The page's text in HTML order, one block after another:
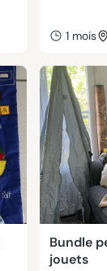
1 mois
Bundle
jouets